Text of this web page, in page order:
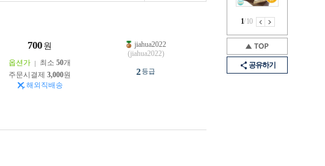
1/10
공유하기
700 원
옵션가 최소 50개
주문시결제 3,000원
해외직배송
jiahua2022
(jiahua2022)
2등급